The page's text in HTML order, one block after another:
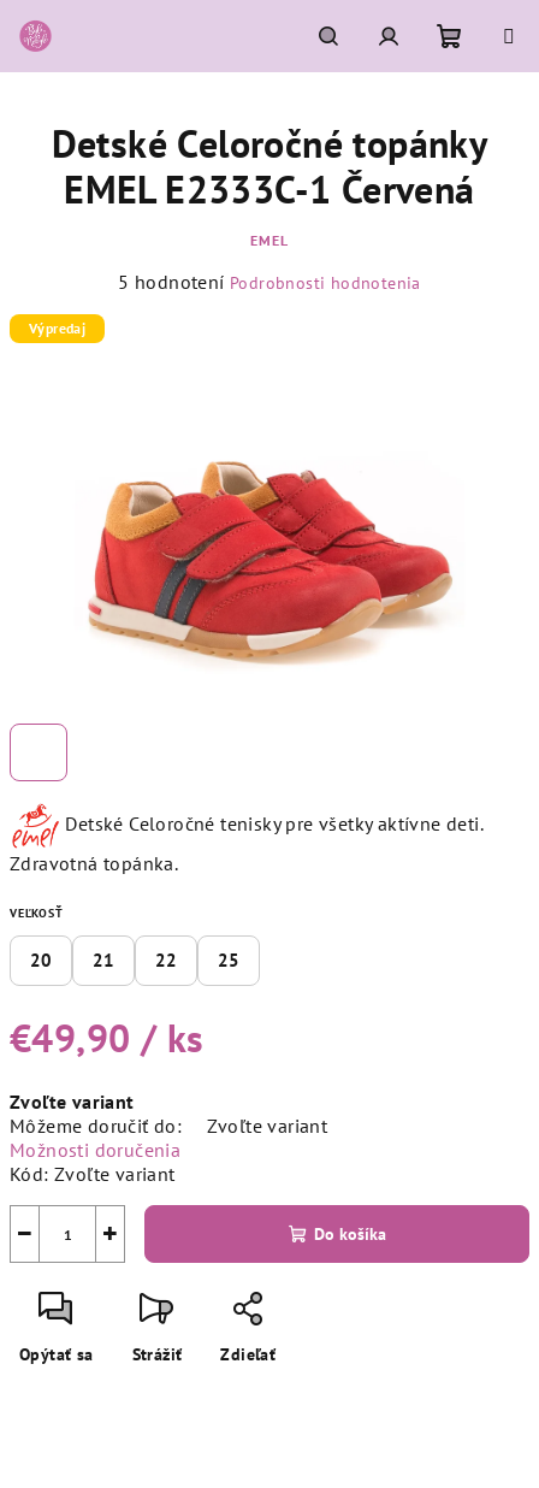
na
obsah
HľadaťPrihlásenie
košík
Detské Celoročné tenisky pre všetky aktívne deti.
Zdravotná topánka.
VEĽKOSŤ
20 21 22 25
€49,90 / ks
cena:
Zvoľte variant
Môžeme doručiť do:
Zvoľte variant
Možnosti doručenia
Kód: Zvoľte variant
+
− Do košíka
Opýtať sa Strážiť Zdieľať
Detské Celoročné topánky
EMEL E2333C-1 Červená
EMEL
Priemerné
5 hodnotení Podrobnosti hodnotenia
Výpredaj